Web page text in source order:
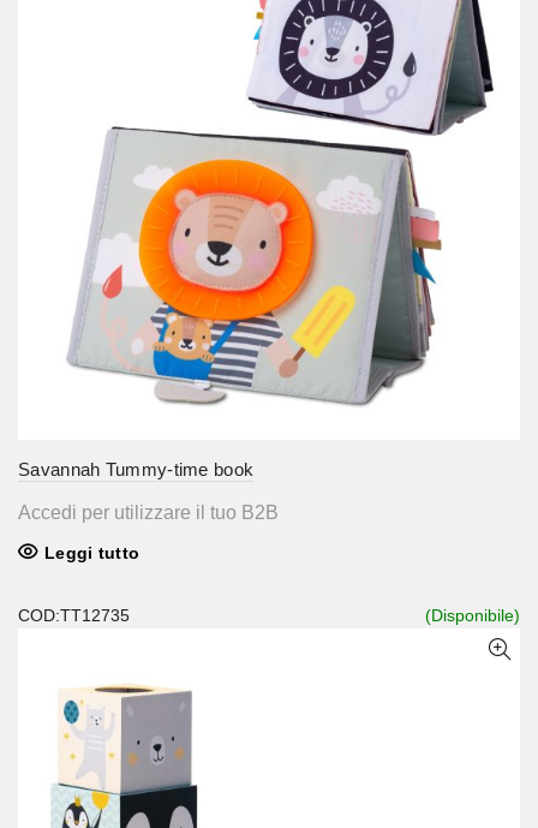
Savannah Tummy-time book
Accedi per utilizzare il tuo B2B
Leggi tutto
COD:TT12735 (Disponibile)